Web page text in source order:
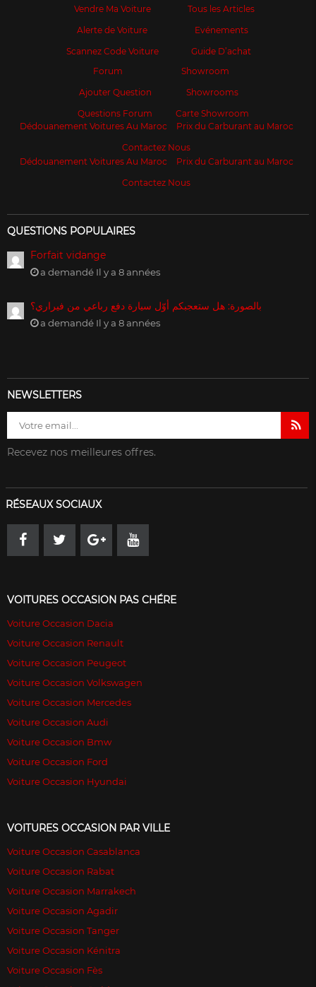
Vendre Ma Voiture
Alerte de Voiture
Scannez Code Voiture
Tous les Articles
Evénements
Guide D’achat
Forum
Ajouter Question
Questions Forum
Showroom
Showrooms
Carte Showroom
Dédouanement Voitures Au Maroc
Prix du Carburant au Maroc
Contactez Nous
Dédouanement Voitures Au Maroc
Prix du Carburant au Maroc
Contactez Nous
QUESTIONS POPULAIRES
Forfait vidange
a demandé Il y a 8 années
بالصورة: هل ستعجبكم أوّل سيارة دفع رباعي من فيراري؟
a demandé Il y a 8 années
NEWSLETTERS
Recevez nos meilleures offres.
RÉSEAUX SOCIAUX
VOITURES OCCASION PAS CHÉRE
Voiture Occasion Dacia
Voiture Occasion Renault
Voiture Occasion Peugeot
Voiture Occasion Volkswagen
Voiture Occasion Mercedes
Voiture Occasion Audi
Voiture Occasion Bmw
Voiture Occasion Ford
Voiture Occasion Hyundai
VOITURES OCCASION PAR VILLE
Voiture Occasion Casablanca
Voiture Occasion Rabat
Voiture Occasion Marrakech
Voiture Occasion Agadir
Voiture Occasion Tanger
Voiture Occasion Kénitra
Voiture Occasion Fès